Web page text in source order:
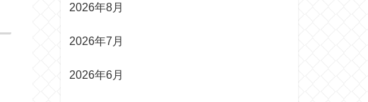
2026年8月
2026年7月
2026年6月